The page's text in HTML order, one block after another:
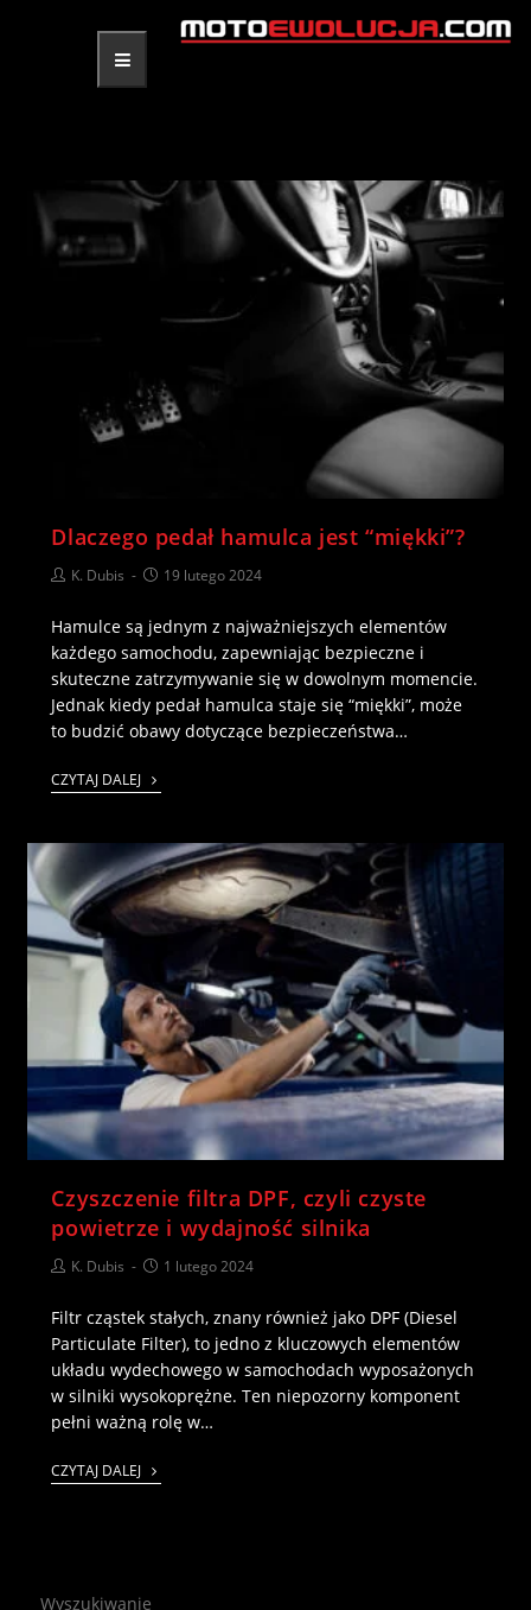
Dlaczego pedał hamulca jest “miękki”?
K. Dubis 19 lutego 2024
Hamulce są jednym z najważniejszych elementów
każdego samochodu, zapewniając bezpieczne i
skuteczne zatrzymywanie się w dowolnym momencie.
Jednak kiedy pedał hamulca staje się “miękki”, może
to budzić obawy dotyczące bezpieczeństwa…
CZYTAJ DALEJ
Czyszczenie filtra DPF, czyli czyste
powietrze i wydajność silnika
K. Dubis 1 lutego 2024
Filtr cząstek stałych, znany również jako DPF (Diesel
Particulate Filter), to jedno z kluczowych elementów
układu wydechowego w samochodach wyposażonych
w silniki wysokoprężne. Ten niepozorny komponent
pełni ważną rolę w…
CZYTAJ DALEJ